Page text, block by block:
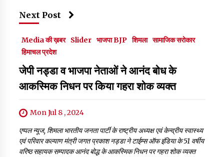
Next Post
Media की ख़बर Slider भाजपा BJP शिमला सामाजिक सरोकार
हिमाचल प्रदेश
जेपी नड्डा व भाजपा नेताओं ने आनंद बोध के
आकस्मिक निधन पर किया गहरा शोक व्यक्त
Mon Jul 8 , 2024
एप्पल न्यूज, शिमला भारतीय जनता पार्टी के राष्ट्रीय अध्यक्ष एवं केन्द्रीय स्वास्थ्य
एवं परिवार कल्याण मंत्री जगत प्रकाश नड्डा ने टाईम्स ऑफ इंडिया के 51 वर्षीय
वरिष्ठ सहायक सम्पादक आनंद बोद्ध के आकस्मिक निधन पर गहरा शोक व्यक्त